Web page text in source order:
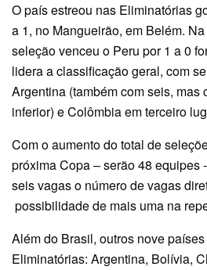
O país estreou nas Eliminatórias
a 1, no Mangueirão, em Belém.
seleção venceu o Peru por 1 a 0
lidera a classificação geral, com
Argentina (também com seis, mas
inferior) e Colômbia em terceiro
Com o aumento do total de
próxima Copa – serão 48 equipes
seis vagas o número de vagas
possibilidade de mais uma na
Além do Brasil, outros nove
Eliminatórias: Argentina, Bolívia,